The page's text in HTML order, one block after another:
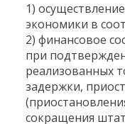
1)
экономики в
2) финансовое
при
реализованных
задержки,
сокращения